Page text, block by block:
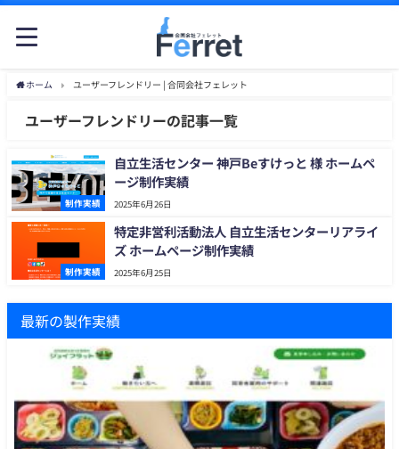
ホーム ユーザーフレンドリー | 合同会社フェレット
ユーザーフレンドリーの記事一覧
制作実績
自立生活センター 神戸Beすけっと 様 ホームペ
ージ制作実績
2025年6月26日
制作実績
特定非営利活動法人 自立生活センターリアライ
ズ ホームページ制作実績
2025年6月25日
最新の製作実績